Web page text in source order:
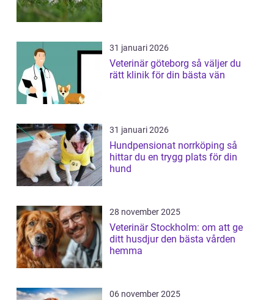
31 januari 2026
Veterinär göteborg så väljer du
rätt klinik för din bästa vän
31 januari 2026
Hundpensionat norrköping så
hittar du en trygg plats för din
hund
28 november 2025
Veterinär Stockholm: om att ge
ditt husdjur den bästa vården
hemma
06 november 2025